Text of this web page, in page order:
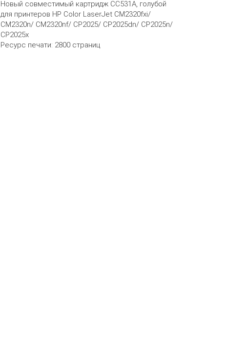
Новый совместимый картридж CC531A, голубой
для принтеров HP Color LaserJet CM2320fxi/
CM2320n/ CM2320nf/ CP2025/ CP2025dn/ CP2025n/
CP2025x
Ресурс печати: 2800 страниц